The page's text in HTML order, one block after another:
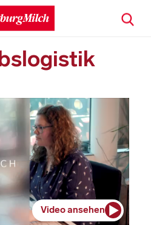
Video ansehen